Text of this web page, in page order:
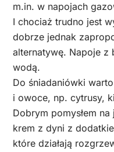
m.in. w napojach
I chociaż trudno jest
dobrze jednak
alternatywę. Napoje z
wodą.
Do śniadaniówki
i owoce, np. cytrusy,
Dobrym pomysłem
krem z dyni z
które działają